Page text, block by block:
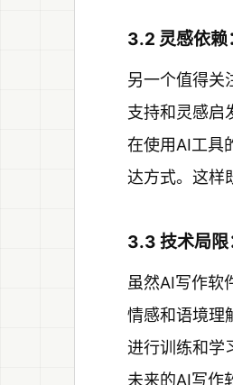
3.2 灵感依赖
另一个值得关
支持和灵感启
在使用AI工具
达方式。这样
3.3 技术局限
虽然AI写作软
情感和语境理
进行训练和学
未来的AI写作